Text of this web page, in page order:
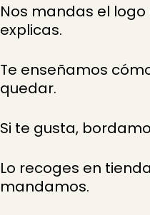
Nos mandas el logo
explicas.
Te enseñamos
quedar.
Si te gusta,
Lo recoges en
mandamos.